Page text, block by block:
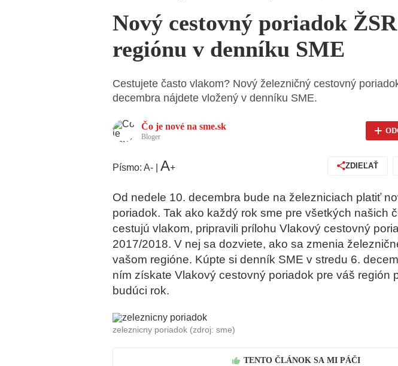
Nový cestovný poriadok
regiónu v denníku SME
Cestujete často vlakom? Nový železničný cestovný
decembra nájdete vložený v denníku SME.
Čo je nové na sme.sk
Bloger
Písmo: A- A+ ZDIEĽAŤ
Od nedele 10. decembra bude na železniciach platiť
poriadok. Tak ako každý rok sme pre všetkých našich
cestujú vlakom, pripravili prílohu Vlakový cestovný
2017/2018. V nej sa dozviete, ako sa zmenia
vašom regióne. Kúpte si denník SME v stredu 6.
ním získate Vlakový cestovný poriadok pre váš región
budúci rok.
zeleznicny poriadok (zdroj: sme)
TENTO ČLÁNOK SA MI PÁČI